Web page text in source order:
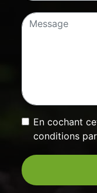
En cochant
conditions